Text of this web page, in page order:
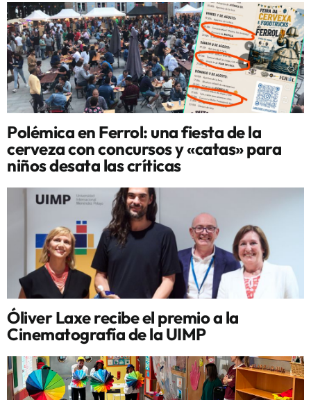
Polémica en Ferrol: una fiesta de la
cerveza con concursos y «catas» para
niños desata las críticas
Óliver Laxe recibe el premio a la
Cinematografía de la UIMP